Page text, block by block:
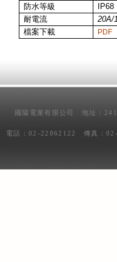
防水等級
IP68
耐電流
20A/
檔案下載
PDF
國陽電業有限公司 地址：
電話：02-22862122 傳真：